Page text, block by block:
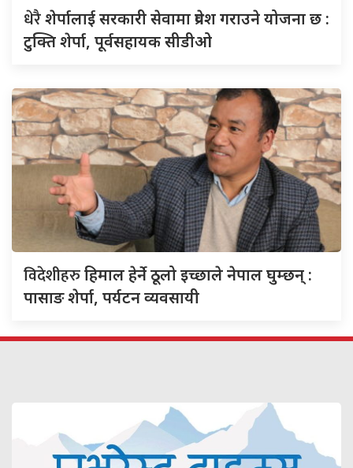
धेरैशेर्पालाई सरकारी सेवामा प्रवेश गराउने योजना छ :
टुक्ति शेर्पा, पूर्वसहायक सीडीओ
विदेशीहरुहिमाल हेर्ने ठूलो इच्छाले नेपाल घुम्छन् :
पासाङ शेर्पा, पर्यटन व्यवसायी